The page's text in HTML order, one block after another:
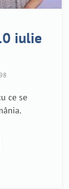
iulie
98
ce se